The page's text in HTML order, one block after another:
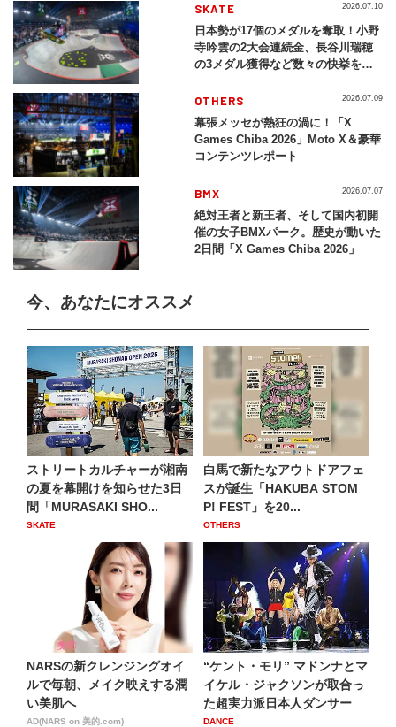
SKATE
日本勢が17個のメダルを奪取！小野
寺吟雲の2大会連続金、長谷川瑞穂
の3メダル獲得など数々の快挙をプ
2026」
2026.07.10
OTHERS
幕張メッセが熱狂の渦に！「X
Games Chiba 2026」Moto X＆豪華
コンテンツレポート
2026.07.09
BMX
絶対王者と新王者、そして国内初開
催の女子BMXパーク。歴史が動いた
2日間「X Games Chiba 2026」
2026.07.07
今、あなたにオススメ
ストリートカルチャーが湘南
の夏を幕開けを知らせた3日
間「MURASAKI SHO...
SKATE
白馬で新たなアウトドアフェ
スが誕生「HAKUBA STOM
P! FEST」を20...
OTHERS
NARSの新クレンジングオイ
ルで毎朝、メイク映えする潤
い美肌へ
AD(NARS on 美的.com)
“ケント・モリ” マドンナとマ
イケル・ジャクソンが取合っ
た超実力派日本人ダンサー
DANCE